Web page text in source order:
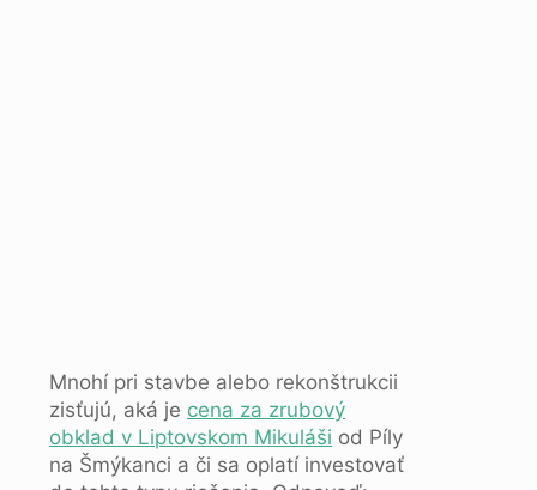
Mnohí pri stavbe alebo rekonštrukcii
zisťujú, aká je cena za zrubový
obklad v Liptovskom Mikuláši od Píly
na Šmýkanci a či sa oplatí investovať